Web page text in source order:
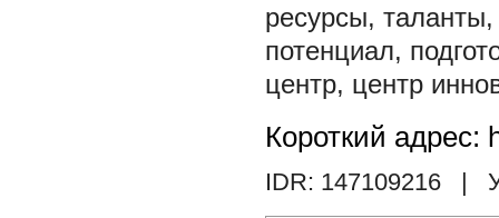
ресурсы, таланты
потенциал,
центр, центр
Короткий адрес:
IDR: 147109216 |